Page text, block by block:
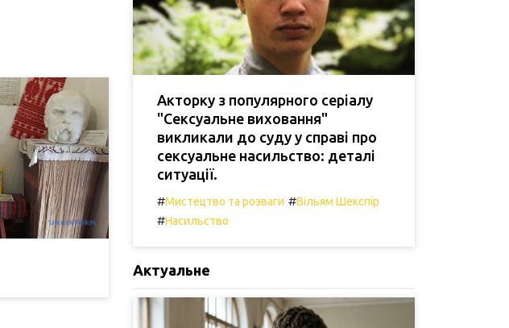
Акторку з популярного серіалу
"Сексуальне виховання"
викликали до суду у справі про
сексуальне насильство: деталі
ситуації.
#Мистецтво та розваги #Вільям Шекспір
#Насильство
Актуальне